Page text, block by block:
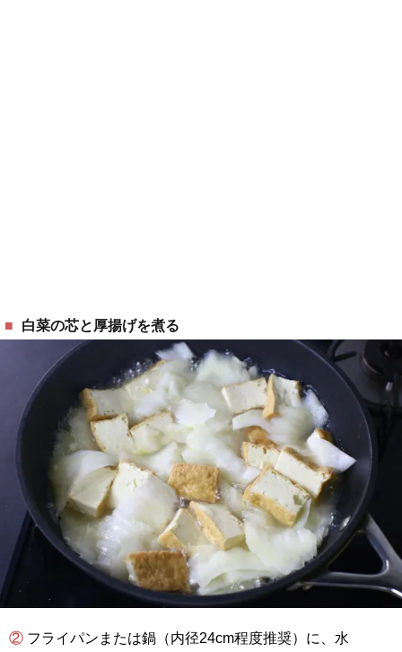
白菜の芯と厚揚げを煮る
② フライパンまたは鍋（内径24cm程度推奨）に、水